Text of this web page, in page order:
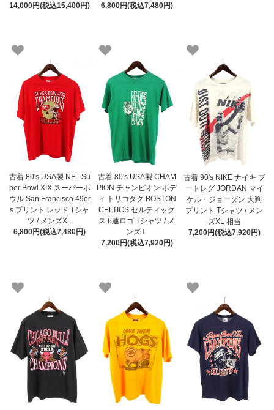
14,000円(税込15,400円)
6,800円(税込7,480円)
古着 80's USA製 NFL Su
per Bowl XIX スーパーボ
ウル San Francisco 49er
s プリント レッド Tシャ
ツ / メンズXL
6,800円(税込7,480円)
古着 80's USA製 CHAM
PION チャンピオン ボデ
ィ トリコタグ BOSTON
CELTICS セルティック
ス 6連ロゴ Tシャツ / メ
ンズＬ
7,200円(税込7,920円)
古着 90's NIKE ナイキ ブ
ートレグ JORDAN マイ
ケル・ジョーダン 大判
プリント Tシャツ / メン
ズXL 相当
7,200円(税込7,920円)